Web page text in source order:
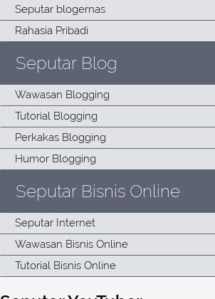
Seputar Blog
Seputar Bisnis Online